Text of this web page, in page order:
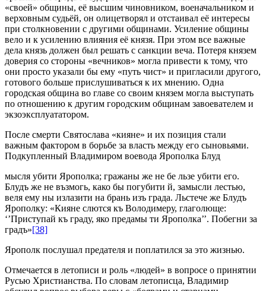
«своей» общины, её высшим чиновником, военачальником и
верховным судьёй, он олицетворял и отстаивал её интересы
при столкновении с другими общинами. Усиление общины
вело и к усилению влияния её князя. При этом все важные
дела князь должен был решать с санкции веча. Потеря князем
доверия со стороны «вечников» могла привести к тому, что
они просто указали бы ему «путь чист» и пригласили другого,
готового больше прислушиваться к их мнению. Одна
городская община во главе со своим князем могла выступать
по отношению к другим городским общинам завоевателем и
экзоэксплуататором.
После смерти Святослава «кияне» и их позиция стали
важным фактором в борьбе за власть между его сыновьями.
Подкупленный Владимиром воевода Ярополка Блуд
мысля убити Ярополка; гражаны же не бе льзе убити его.
Блудъ же не възмогь, како бы погубити й, замысли лестью,
веля ему ны излазити на брань изъ града. Льстече же Блудъ
Ярополку: «Кияне слются къ Володимеру, глаголюще:
‘’Приступай къ граду, яко предамы ти Ярополка’’. Побегни за
градъ»[38]
Ярополк послушал предателя и поплатился за это жизнью.
Отмечается в летописи и роль «людей» в вопросе о принятии
Русью Христианства. По словам летописца, Владимир